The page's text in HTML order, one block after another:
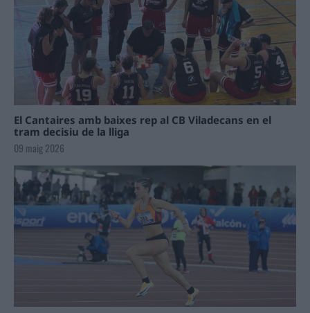
El Cantaires amb baixes rep al CB Viladecans en el
tram decisiu de la lliga
09 maig 2026